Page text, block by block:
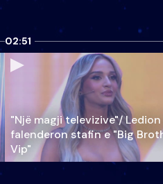
02:51
"Një magji televizive"/
falenderon stafin e "Big
Vip"